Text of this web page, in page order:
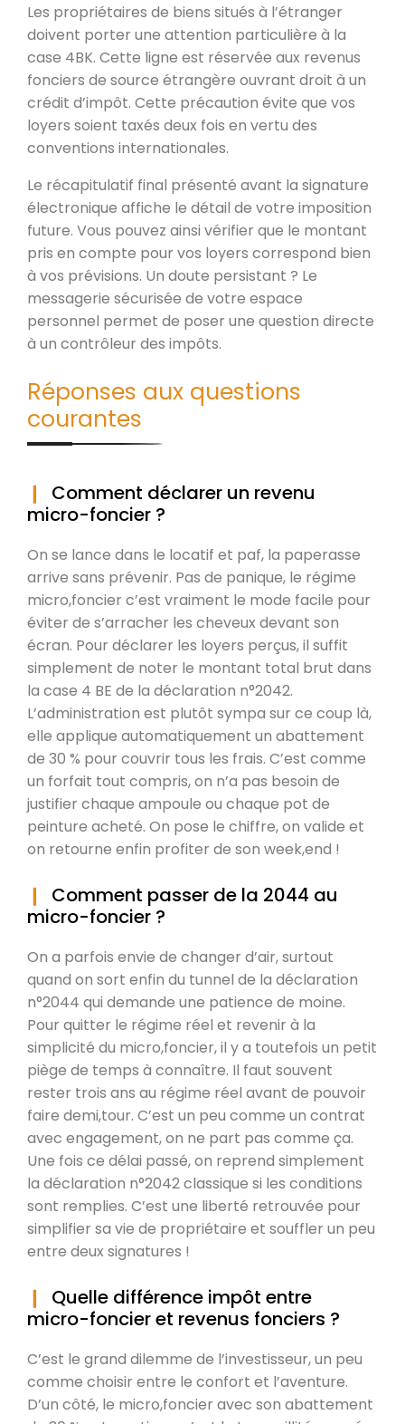
Les propriétaires de biens situés à l’étranger
doivent porter une attention particulière à la
case 4BK. Cette ligne est réservée aux revenus
fonciers de source étrangère ouvrant droit à un
crédit d’impôt. Cette précaution évite que vos
loyers soient taxés deux fois en vertu des
conventions internationales.
Le récapitulatif final présenté avant la signature
électronique affiche le détail de votre imposition
future. Vous pouvez ainsi vérifier que le montant
pris en compte pour vos loyers correspond bien
à vos prévisions. Un doute persistant ? Le
messagerie sécurisée de votre espace
personnel permet de poser une question directe
à un contrôleur des impôts.
Réponses aux questions
courantes
Comment déclarer un revenu
micro-foncier ?
On se lance dans le locatif et paf, la paperasse
arrive sans prévenir. Pas de panique, le régime
micro,foncier c’est vraiment le mode facile pour
éviter de s’arracher les cheveux devant son
écran. Pour déclarer les loyers perçus, il suffit
simplement de noter le montant total brut dans
la case 4 BE de la déclaration n°2042.
L’administration est plutôt sympa sur ce coup là,
elle applique automatiquement un abattement
de 30 % pour couvrir tous les frais. C’est comme
un forfait tout compris, on n’a pas besoin de
justifier chaque ampoule ou chaque pot de
peinture acheté. On pose le chiffre, on valide et
on retourne enfin profiter de son week,end !
Comment passer de la 2044 au
micro-foncier ?
On a parfois envie de changer d’air, surtout
quand on sort enfin du tunnel de la déclaration
n°2044 qui demande une patience de moine.
Pour quitter le régime réel et revenir à la
simplicité du micro,foncier, il y a toutefois un petit
piège de temps à connaître. Il faut souvent
rester trois ans au régime réel avant de pouvoir
faire demi,tour. C’est un peu comme un contrat
avec engagement, on ne part pas comme ça.
Une fois ce délai passé, on reprend simplement
la déclaration n°2042 classique si les conditions
sont remplies. C’est une liberté retrouvée pour
simplifier sa vie de propriétaire et souffler un peu
entre deux signatures !
Quelle différence impôt entre
micro-foncier et revenus fonciers ?
C’est le grand dilemme de l’investisseur, un peu
comme choisir entre le confort et l’aventure.
D’un côté, le micro,foncier avec son abattement